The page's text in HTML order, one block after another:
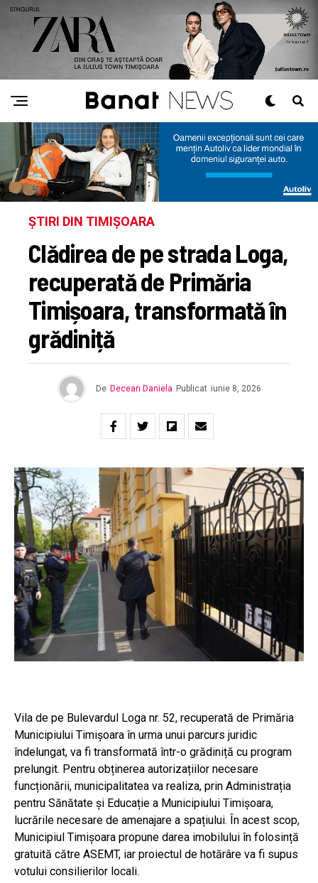
ȘTIRI DIN TIMIȘOARA
Clădirea de pe strada Loga,
recuperată de Primăria
Timișoara, transformată în
grădiniță
De Decean Daniela Publicat iunie 8, 2026
Vila de pe Bulevardul Loga nr. 52, recuperată de Primăria
Municipiului Timișoara în urma unui parcurs juridic
îndelungat, va fi transformată într-o grădiniță cu program
prelungit. Pentru obținerea autorizațiilor necesare
funcționării, municipalitatea va realiza, prin Administrația
pentru Sănătate și Educație a Municipiului Timișoara,
lucrările necesare de amenajare a spațiului. În acest scop,
Municipiul Timișoara propune darea imobilului în folosință
gratuită către ASEMT, iar proiectul de hotărâre va fi supus
votului consilierilor locali.